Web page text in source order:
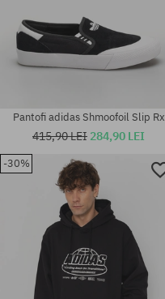
Mărimi existente:
Pantofi adidas Shmoofoil Slip Rx
415,90 LEI 284,90 LEI
-30%